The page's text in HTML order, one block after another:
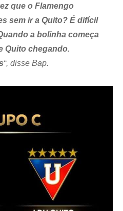
que o Flamengo
sem ir a Quito? É difícil
a bolinha começa
Quito chegando.
“, disse Bap.